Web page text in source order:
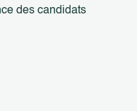
des candidats